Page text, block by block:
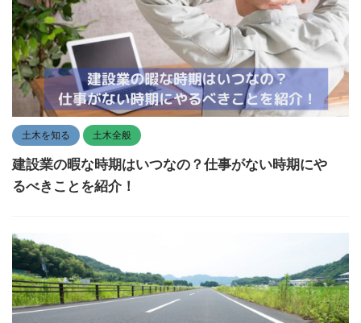
土木を知る 土木全般
建設業の暇な時期はいつなの？仕事がない時期にや
るべきことを紹介！